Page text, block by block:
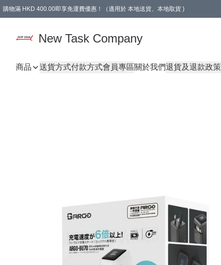
購物滿 HKD 400.00即享免運費優惠！（適用於 本地送貨、本地取貨 )
New Task Company
商品 送貨方式付款方式會員專區關於我們退貨及退款政策